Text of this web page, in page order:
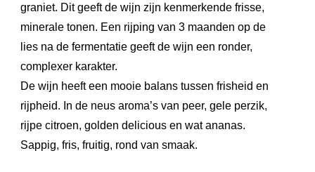
graniet. Dit geeft de wijn zijn kenmerkende frisse,
minerale tonen. Een rijping van 3 maanden op de
lies na de fermentatie geeft de wijn een ronder,
complexer karakter.
De wijn heeft een mooie balans tussen frisheid en
rijpheid. In de neus aroma’s van peer, gele perzik,
rijpe citroen, golden delicious en wat ananas.
Sappig, fris, fruitig, rond van smaak.